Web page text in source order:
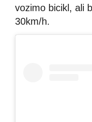
vozimo bicikl, ali
30km/h.